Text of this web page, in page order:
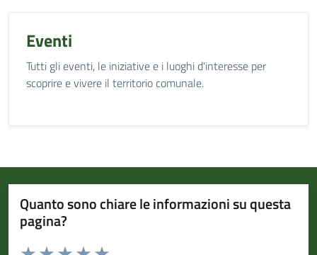
Eventi
Tutti gli eventi, le iniziative e i luoghi d'interesse per
scoprire e vivere il territorio comunale.
Quanto sono chiare le informazioni su questa
pagina?
Valuta da 1 a 5 stelle la pagina